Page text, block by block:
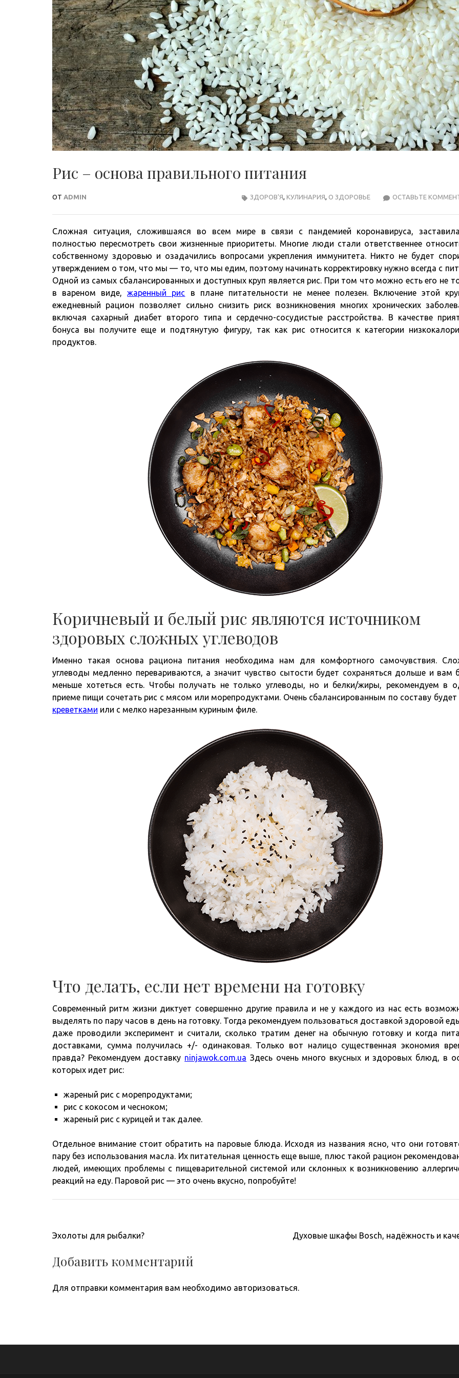
Рис – основа правильного питания
ОТ ADMIN ОСТАВЬТЕ
ЗДОРОВ'Я КУЛИНАРИЯ О ЗДОРОВЬЕ
Сложная ситуация, сложившаяся во всем мире в связи с пандемией коронавируса,
полностью пересмотреть свои жизненные приоритеты. Многие люди стали ответственнее
собственному здоровью и озадачились вопросами укрепления иммунитета. Никто не будет
утверждением о том, что мы — то, что мы едим, поэтому начинать корректировку нужно всегда с
Одной из самых сбалансированных и доступных круп является рис. При том что можно есть его не
в вареном виде,жаренный рис в плане питательности не менее полезен. Включение этой
ежедневный рацион позволяет сильно снизить риск возникновения многих хронических
включая сахарный диабет второго типа и сердечно-сосудистые расстройства. В качестве
бонуса вы получите еще и подтянутую фигуру, так как рис относится к категории
продуктов.
Коричневый и белый рис являются источником
здоровых сложных углеводов
Именно такая основа рациона питания необходима нам для комфортного самочувствия.
углеводы медленно перевариваются, а значит чувство сытости будет сохраняться дольше и вам
меньше хотеться есть. Чтобы получать не только углеводы, но и белки/жиры, рекомендуем в
приеме пищи сочетать рис с мясом или морепродуктами. Очень сбалансированным по составу будет
креветками или с мелко нарезанным куриным филе.
Что делать, если нет времени на готовку
Современный ритм жизни диктует совершенно другие правила и не у каждого из нас есть
выделять по пару часов в день на готовку. Тогда рекомендуем пользоваться доставкой здоровой
даже проводили эксперимент и считали, сколько тратим денег на обычную готовку и когда
доставками, сумма получилась +/- одинаковая. Только вот налицо существенная экономия
правда? Рекомендуем доставку ninjawok.com.ua Здесь очень много вкусных и здоровых блюд, в
которых идет рис:
жареный рис с морепродуктами;
рис с кокосом и чесноком;
жареный рис с курицей и так далее.
Отдельное внимание стоит обратить на паровые блюда. Исходя из названия ясно, что они
пару без использования масла. Их питательная ценность еще выше, плюс такой рацион
людей, имеющих проблемы с пищеварительной системой или склонных к возникновению
реакций на еду. Паровой рис — это очень вкусно, попробуйте!
Навигация
записям
Эхолоты для рыбалки? Духовые шкафы Bosch, надёжность и
Добавить комментарий
Для отправки комментария вам необходимо авторизоваться.